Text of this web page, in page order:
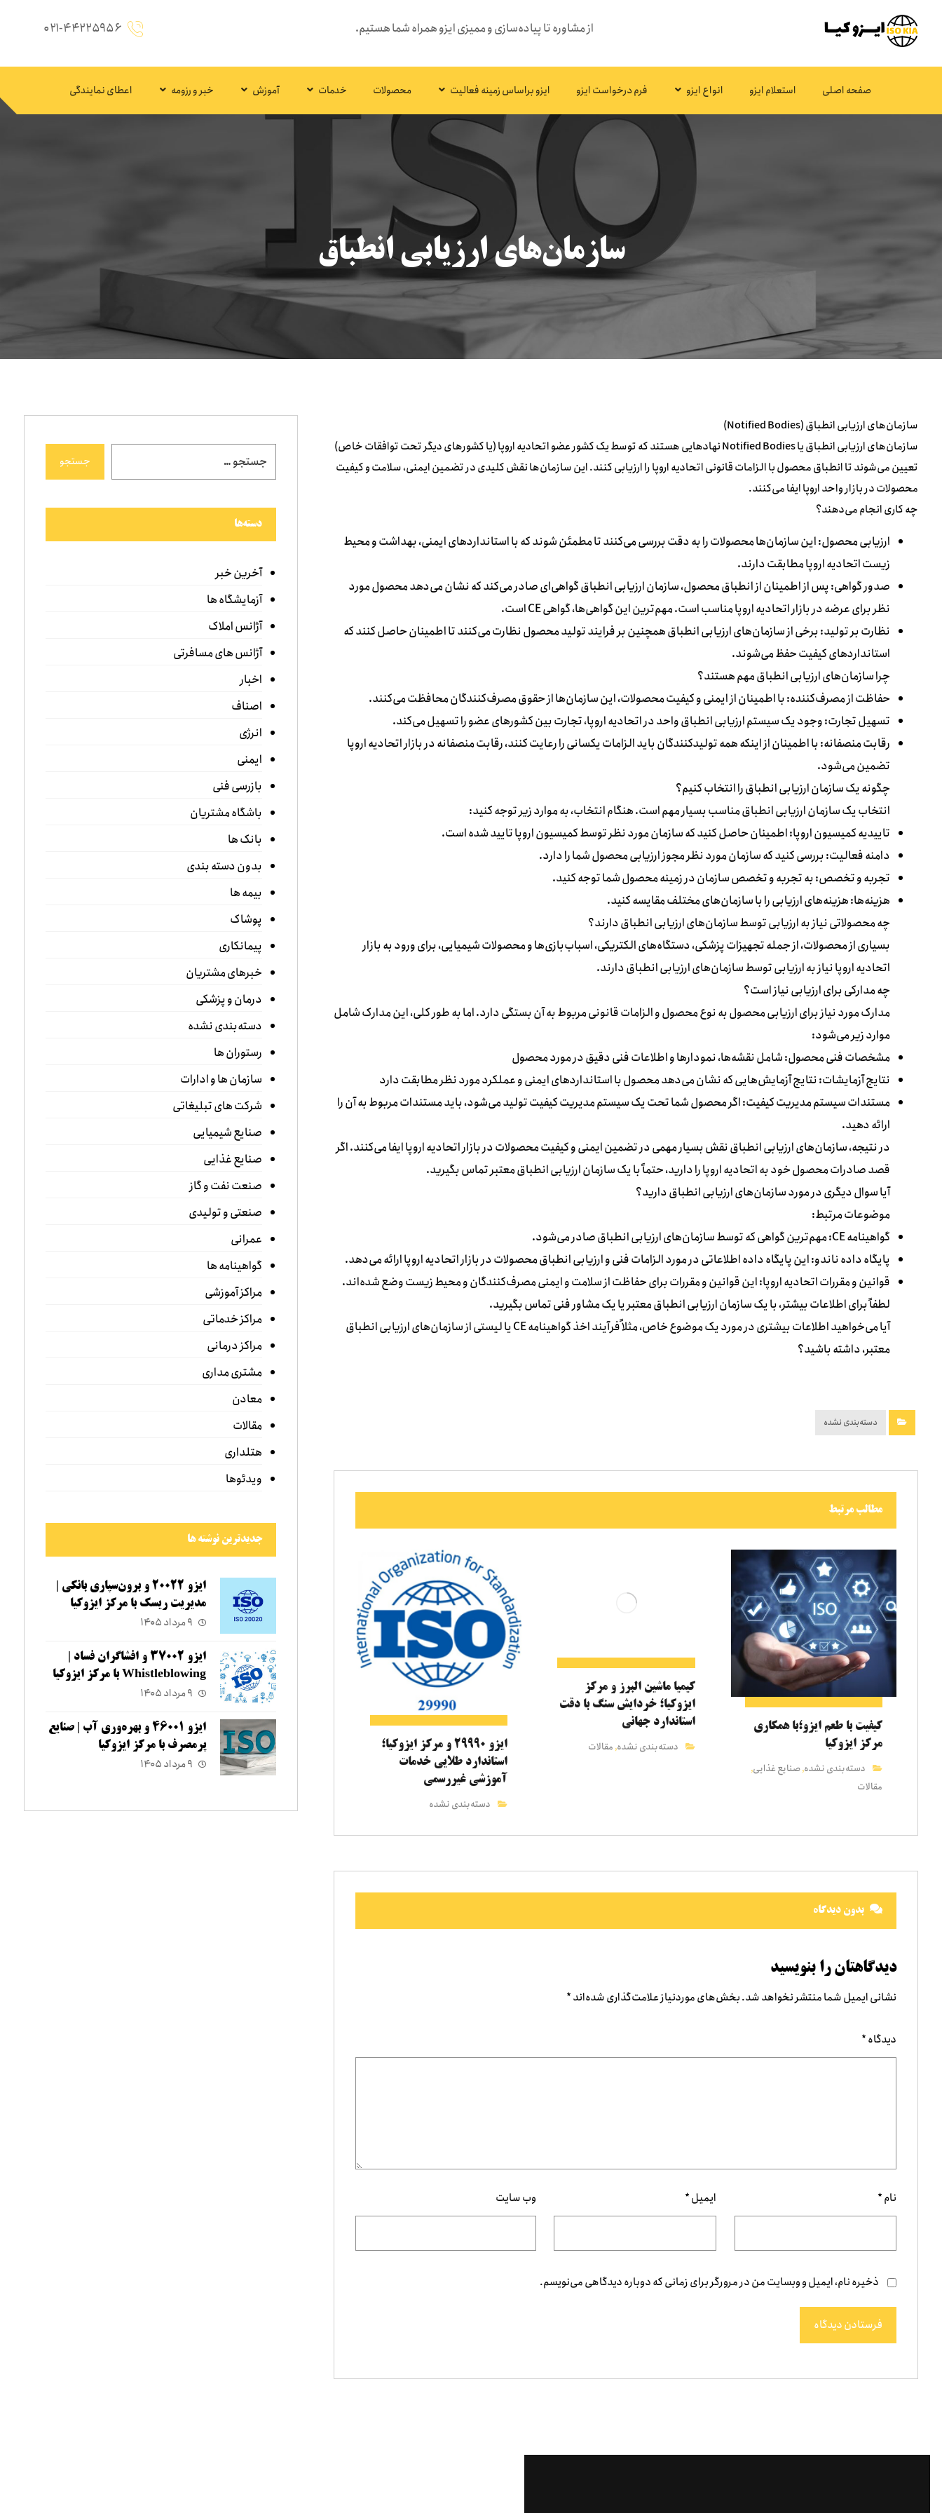
از مشاوره تا پیاده‌سازی و ممیزی ایزو همراه شما هستیم. ۰۲۱-۴۴۲۲۵۹۵۶
صفحه اصلی استعلام ایزو انواع ایزو فرم درخواست ایزو ایزو براساس زمینه فعالیت محصولات خدمات آموزش خبر و رزومه اعطای نمایندگی
سازمان‌های ارزیابی انطباق
سازمان‌های ارزیابی انطباق (Notified Bodies)
سازمان‌های ارزیابی انطباق یا Notified Bodies نهادهایی هستند که توسط یک کشور عضو اتحادیه اروپا (یا کشورهای دیگر تحت توافقات خاص)
تعیین می‌شوند تا انطباق محصول با الزامات قانونی اتحادیه اروپا را ارزیابی کنند. این سازمان‌ها نقش کلیدی در تضمین ایمنی، سلامت و کیفیت
محصولات در بازار واحد اروپا ایفا می‌کنند.
چه کاری انجام می‌دهند؟
ارزیابی محصول: این سازمان‌ها محصولات را به دقت بررسی می‌کنند تا مطمئن شوند که با استانداردهای ایمنی، بهداشت و محیط
زیست اتحادیه اروپا مطابقت دارند.
صدور گواهی: پس از اطمینان از انطباق محصول، سازمان ارزیابی انطباق گواهی‌ای صادر می‌کند که نشان می‌دهد محصول مورد
نظر برای عرضه در بازار اتحادیه اروپا مناسب است. مهم‌ترین این گواهی‌ها، گواهی CE است.
نظارت بر تولید: برخی از سازمان‌های ارزیابی انطباق همچنین بر فرایند تولید محصول نظارت می‌کنند تا اطمینان حاصل کنند که
استانداردهای کیفیت حفظ می‌شوند.
چرا سازمان‌های ارزیابی انطباق مهم هستند؟
حفاظت از مصرف‌کننده: با اطمینان از ایمنی و کیفیت محصولات، این سازمان‌ها از حقوق مصرف‌کنندگان محافظت می‌کنند.
تسهیل تجارت: وجود یک سیستم ارزیابی انطباق واحد در اتحادیه اروپا، تجارت بین کشور‌های عضو را تسهیل می‌کند.
رقابت منصفانه: با اطمینان از اینکه همه تولیدکنندگان باید الزامات یکسانی را رعایت کنند، رقابت منصفانه در بازار اتحادیه اروپا
تضمین می‌شود.
چگونه یک سازمان ارزیابی انطباق را انتخاب کنیم؟
انتخاب یک سازمان ارزیابی انطباق مناسب بسیار مهم است. هنگام انتخاب، به موارد زیر توجه کنید:
تاییدیه کمیسیون اروپا: اطمینان حاصل کنید که سازمان مورد نظر توسط کمیسیون اروپا تایید شده است.
دامنه فعالیت: بررسی کنید که سازمان مورد نظر مجوز ارزیابی محصول شما را دارد.
تجربه و تخصص: به تجربه و تخصص سازمان در زمینه محصول شما توجه کنید.
هزینه‌ها: هزینه‌های ارزیابی را با سازمان‌های مختلف مقایسه کنید.
چه محصولاتی نیاز به ارزیابی توسط سازمان‌های ارزیابی انطباق دارند؟
بسیاری از محصولات، از جمله تجهیزات پزشکی، دستگاه‌های الکتریکی، اسباب‌بازی‌ها و محصولات شیمیایی، برای ورود به بازار
اتحادیه اروپا نیاز به ارزیابی توسط سازمان‌های ارزیابی انطباق دارند.
چه مدارکی برای ارزیابی نیاز است؟
مدارک مورد نیاز برای ارزیابی محصول به نوع محصول و الزامات قانونی مربوط به آن بستگی دارد. اما به طور کلی، این مدارک شامل
موارد زیر می‌شود:
مشخصات فنی محصول: شامل نقشه‌ها، نمودارها و اطلاعات فنی دقیق در مورد محصول
نتایج آزمایشات: نتایج آزمایش‌هایی که نشان می‌دهد محصول با استانداردهای ایمنی و عملکرد مورد نظر مطابقت دارد
مستندات سیستم مدیریت کیفیت: اگر محصول شما تحت یک سیستم مدیریت کیفیت تولید می‌شود، باید مستندات مربوط به آن را
ارائه دهید.
در نتیجه، سازمان‌های ارزیابی انطباق نقش بسیار مهمی در تضمین ایمنی و کیفیت محصولات در بازار اتحادیه اروپا ایفا می‌کنند. اگر
قصد صادرات محصول خود به اتحادیه اروپا را دارید، حتماً با یک سازمان ارزیابی انطباق معتبر تماس بگیرید.
آیا سوال دیگری در مورد سازمان‌های ارزیابی انطباق دارید؟
موضوعات مرتبط:
گواهینامه CE: مهم‌ترین گواهی که توسط سازمان‌های ارزیابی انطباق صادر می‌شود.
پایگاه داده ناندو: این پایگاه داده اطلاعاتی در مورد الزامات فنی و ارزیابی انطباق محصولات در بازار اتحادیه اروپا ارائه می‌دهد.
قوانین و مقررات اتحادیه اروپا: این قوانین و مقررات برای حفاظت از سلامت و ایمنی مصرف‌کنندگان و محیط زیست وضع شده‌اند.
لطفاً برای اطلاعات بیشتر، با یک سازمان ارزیابی انطباق معتبر یا یک مشاور فنی تماس بگیرید.
آیا می‌خواهید اطلاعات بیشتری در مورد یک موضوع خاص، مثلاً فرآیند اخذ گواهینامه CE یا لیستی از سازمان‌های ارزیابی انطباق
معتبر، داشته باشید؟
دسته‌بندی نشده
مطالب مرتبط
کیفیت با طعم ایزو؛با همکاری
مرکز ایزوکیا
دسته‌بندی نشده,صنایع غذایی,
مقالات
کیمیا ماشین البرز و مرکز
ایزوکیا؛ خردایش سنگ با دقت
استاندارد جهانی
دسته‌بندی نشده,مقالات
ایزو ۲۹۹۹۰ و مرکز ایزوکیا؛
استاندارد طلایی خدمات
آموزشی غیررسمی
دسته‌بندی نشده
بدون دیدگاه
دیدگاهتان را بنویسید
نشانی ایمیل شما منتشر نخواهد شد.بخش‌های موردنیاز علامت‌گذاری شده‌اند*
دیدگاه*
نام* ایمیل* وب‌ سایت
ذخیره نام، ایمیل و وبسایت من در مرورگر برای زمانی که دوباره دیدگاهی می‌نویسم.
فرستادن دیدگاه
جستجو
دسته‌ها
آخرین خبر
آزمایشگاه ها
آژانس املاک
آژانس های مسافرتی
اخبار
اصناف
انرژی
ایمنی
بازرسی فنی
باشگاه مشتریان
بانک ها
بدون دسته بندی
بیمه ها
پوشاک
پیمانکاری
خبرهای مشتریان
درمان و پزشکی
دسته‌بندی نشده
رستوران ها
سازمان ها و ادارات
شرکت های تبلیغاتی
صنایع شیمیایی
صنایع غذایی
صنعت نفت و گاز
صنعتی و تولیدی
عمرانی
گواهینامه ها
مراکز آموزشی
مراکز خدماتی
مراکز درمانی
مشتری مداری
معادن
مقالات
هتلداری
ویدئوها
جدیدترین نوشته ها
ایزو ۲۰۰۲۲ و برون‌سپاری بانکی |
مدیریت ریسک با مرکز ایزوکیا
۹ مرداد ۱۴۰۵
ایزو ۳۷۰۰۲ و افشاگران فساد |
Whistleblowing با مرکز ایزوکیا
۹ مرداد ۱۴۰۵
ایزو ۴۶۰۰۱ و بهره‌وری آب | صنایع
پرمصرف با مرکز ایزوکیا
۹ مرداد ۱۴۰۵